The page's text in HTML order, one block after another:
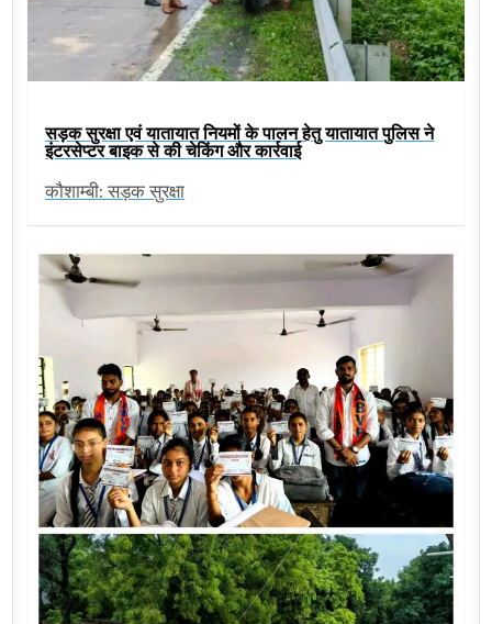
सड़क सुरक्षा एवं यातायात नियमों के पालन हेतु यातायात पुलिस ने
इंटरसेप्टर बाइक से की चेकिंग और कार्रवाई
कौशाम्बी: सड़क सुरक्षा